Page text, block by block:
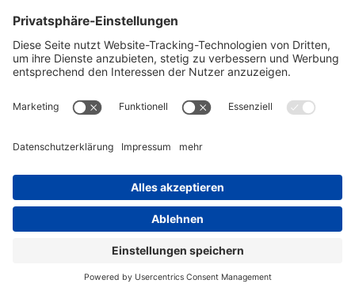
Click to enable/disable Google Webfonts.
Google Maps Einstellungen:
Google reCaptcha Einstellungen:
Click to enable/disable Google reCaptcha.
Click to enable/disable video embeds.
Datenschutzrichtlinie
in unseren Datenschutzrichtlinie nachlesen.
Einstellungen akzeptieren Verberge nur die Benachrichtigung